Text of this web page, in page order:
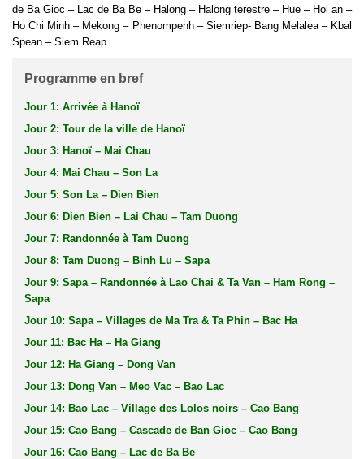
de Ba Gioc – Lac de Ba Be – Halong – Halong terestre – Hue – Hoi an –
Ho Chi Minh – Mekong – Phenompenh – Siemriep- Bang Melalea – Kbal
Spean – Siem Reap…
Programme en bref
Jour 1: Arrivée à Hanoï
Jour 2: Tour de la ville de Hanoï
Jour 3: Hanoï – Mai Chau
Jour 4: Mai Chau – Son La
Jour 5: Son La – Dien Bien
Jour 6: Dien Bien – Lai Chau – Tam Duong
Jour 7: Randonnée à Tam Duong
Jour 8: Tam Duong – Binh Lu – Sapa
Jour 9: Sapa – Randonnée à Lao Chai & Ta Van – Ham Rong –
Sapa
Jour 10: Sapa – Villages de Ma Tra & Ta Phin – Bac Ha
Jour 11: Bac Ha – Ha Giang
Jour 12: Ha Giang – Dong Van
Jour 13: Dong Van – Meo Vac – Bao Lac
Jour 14: Bao Lac – Village des Lolos noirs – Cao Bang
Jour 15: Cao Bang – Cascade de Ban Gioc – Cao Bang
Jour 16: Cao Bang – Lac de Ba Be